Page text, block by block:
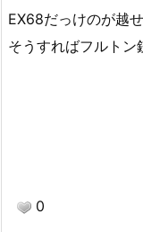
EX68だっけのが越
そうすればフルトン
0